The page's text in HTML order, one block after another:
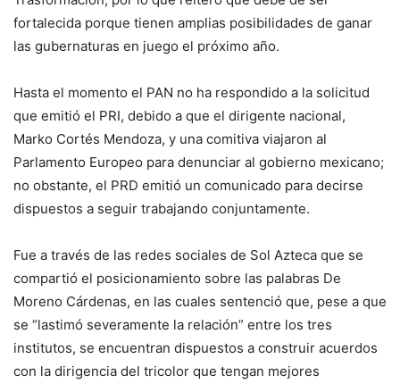
fortalecida porque tienen amplias posibilidades de ganar
las gubernaturas en juego el próximo año.
Hasta el momento el PAN no ha respondido a la solicitud
que emitió el PRI, debido a que el dirigente nacional,
Marko Cortés Mendoza, y una comitiva viajaron al
Parlamento Europeo para denunciar al gobierno mexicano;
no obstante, el PRD emitió un comunicado para decirse
dispuestos a seguir trabajando conjuntamente.
Fue a través de las redes sociales de Sol Azteca que se
compartió el posicionamiento sobre las palabras De
Moreno Cárdenas, en las cuales sentenció que, pese a que
se “lastimó severamente la relación” entre los tres
institutos, se encuentran dispuestos a construir acuerdos
con la dirigencia del tricolor que tengan mejores